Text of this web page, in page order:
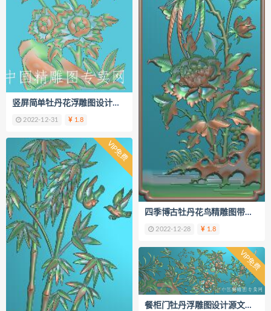
竖屏简单牡丹花浮雕图设计稿B196
2022-12-31 1.8
VIP免费
四季博古牡丹花鸟精雕图带线
2022-12-28 1.8
VIP免费
餐柜门牡丹浮雕图设计源文件